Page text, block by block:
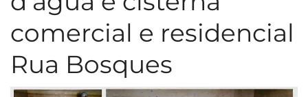
comercial e residencial
Rua Bosques